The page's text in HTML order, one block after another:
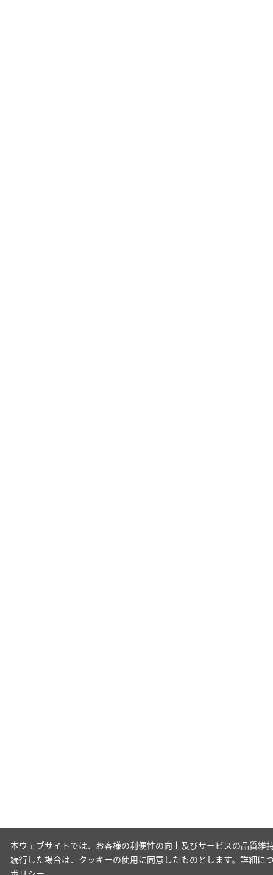
本ウェブサイトでは、お客様の利便性の向上及びサービスの品質
続行した場合は、クッキーの使用に同意したものとします。詳細